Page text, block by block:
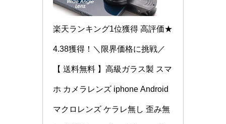
楽天ランキング1位獲得 高評価★
4.38獲得！＼限界価格に挑戦／
【 送料無料 】高級ガラス製 スマ
ホ カメラレンズ iphone Android
マクロレンズ ケラレ無し 歪み無